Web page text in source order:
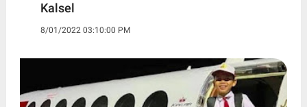
Kalsel
8/01/2022 03:10:00 PM